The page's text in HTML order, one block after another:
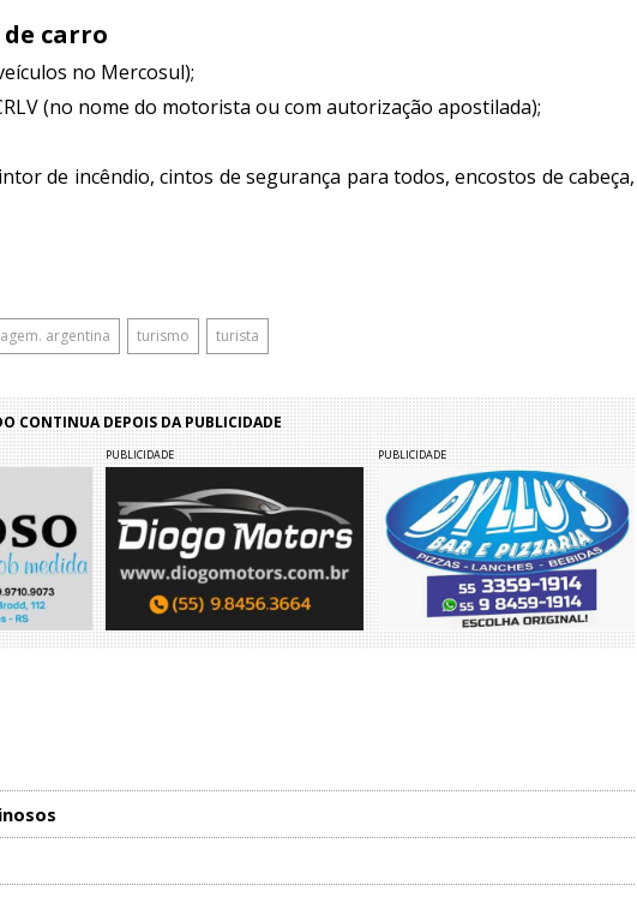
carro
no Mercosul);
(no nome do motorista ou com autorização apostilada);
de incêndio, cintos de segurança para todos, encostos de cabeça,
argentina turismo turista
CONTINUA DEPOIS DA PUBLICIDADE
PUBLICIDADE PUBLICIDADE